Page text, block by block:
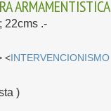
ARMAMENTISTICA
22cms .-
<INTERVENCIONISMO
)